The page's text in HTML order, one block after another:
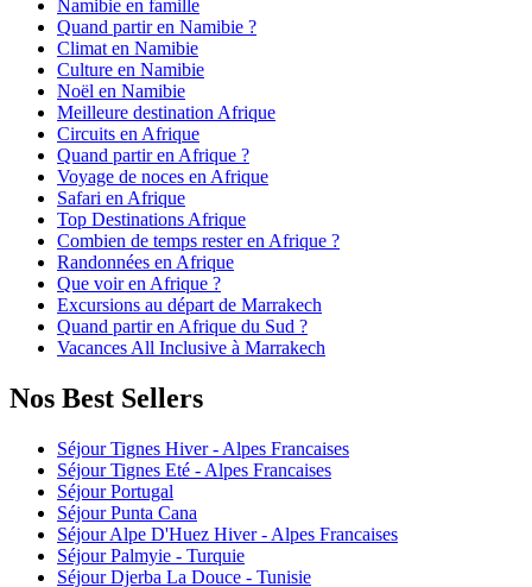
Namibie en famille
Quand partir en Namibie ?
Climat en Namibie
Culture en Namibie
Noël en Namibie
Meilleure destination Afrique
Circuits en Afrique
Quand partir en Afrique ?
Voyage de noces en Afrique
Safari en Afrique
Top Destinations Afrique
Combien de temps rester en Afrique ?
Randonnées en Afrique
Que voir en Afrique ?
Excursions au départ de Marrakech
Quand partir en Afrique du Sud ?
Vacances All Inclusive à Marrakech
Nos Best Sellers
Séjour Tignes Hiver - Alpes Francaises
Séjour Tignes Eté - Alpes Francaises
Séjour Portugal
Séjour Punta Cana
Séjour Alpe D'Huez Hiver - Alpes Francaises
Séjour Palmyie - Turquie
Séjour Djerba La Douce - Tunisie